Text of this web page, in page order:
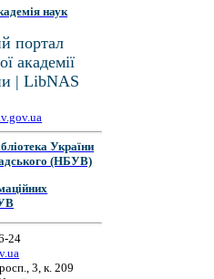
наук
портал
академії
| LibNAS
України
(НБУВ)
24
3, к. 209